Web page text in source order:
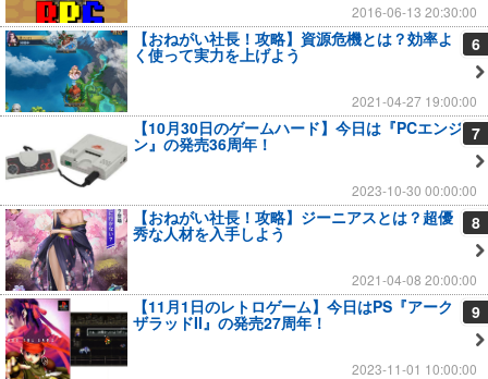
2016-06-13 20:30:00
6
【おねがい社長！攻略】資源危機とは？効率よ
く使って実力を上げよう
2021-04-27 19:00:00
7
【10月30日のゲームハード】今日は『PCエンジ
ン』の発売36周年！
2023-10-30 00:00:00
8
【おねがい社長！攻略】ジーニアスとは？超優
秀な人材を入手しよう
2021-04-08 20:00:00
9
【11月1日のレトロゲーム】今日はPS『アーク
ザラッドII』の発売27周年！
2023-11-01 10:00:00